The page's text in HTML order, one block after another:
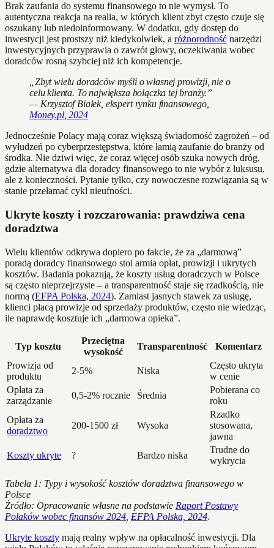
Brak zaufania do systemu finansowego to nie wymysł. To
autentyczna reakcja na realia, w których klient zbyt często czuje się
oszukany lub niedoinformowany. W dodatku, gdy dostęp do
inwestycji jest prostszy niż kiedykolwiek, a różnorodność narzędzi
inwestycyjnych przyprawia o zawrót głowy, oczekiwania wobec
doradców rosną szybciej niż ich kompetencje.
„Zbyt wielu doradców myśli o własnej prowizji, nie o
celu klienta. To największa bolączka tej branży.”
— Krzysztof Białek, ekspert rynku finansowego,
Money.pl, 2024
Jednocześnie Polacy mają coraz większą świadomość zagrożeń – od
wyłudzeń po cyberprzestępstwa, które łamią zaufanie do branży od
środka. Nie dziwi więc, że coraz więcej osób szuka nowych dróg,
gdzie alternatywa dla doradcy finansowego to nie wybór z luksusu,
ale z konieczności. Pytanie tylko, czy nowoczesne rozwiązania są w
stanie przełamać cykl nieufności.
Ukryte koszty i rozczarowania: prawdziwa cena
doradztwa
Wielu klientów odkrywa dopiero po fakcie, że za „darmową”
poradą doradcy finansowego stoi armia opłat, prowizji i ukrytych
kosztów. Badania pokazują, że koszty usług doradczych w Polsce
są często nieprzejrzyste – a transparentność staje się rzadkością, nie
normą (EFPA Polska, 2024). Zamiast jasnych stawek za usługę,
klienci płacą prowizje od sprzedaży produktów, często nie wiedząc,
ile naprawdę kosztuje ich „darmowa opieka”.
Typ kosztu
Przeciętna
wysokość
Transparentność
Komentarz
Prowizja od
produktu
2-5% Niska
Często ukryta
w cenie
Opłata za
zarządzanie
0,5-2% rocznie Średnia
Pobierana co
roku
Opłata za
doradztwo
200-1500 zł Wysoka
Rzadko
stosowana,
jawna
Koszty ukryte
? Bardzo niska
Trudne do
wykrycia
Tabela 1: Typy i wysokość kosztów doradztwa finansowego w
Polsce
Źródło: Opracowanie własne na podstawie Raport Postawy
Polaków wobec finansów 2024 EFPA Polska, 2024.
Ukryte koszty mają realny wpływ na opłacalność inwestycji. Dla